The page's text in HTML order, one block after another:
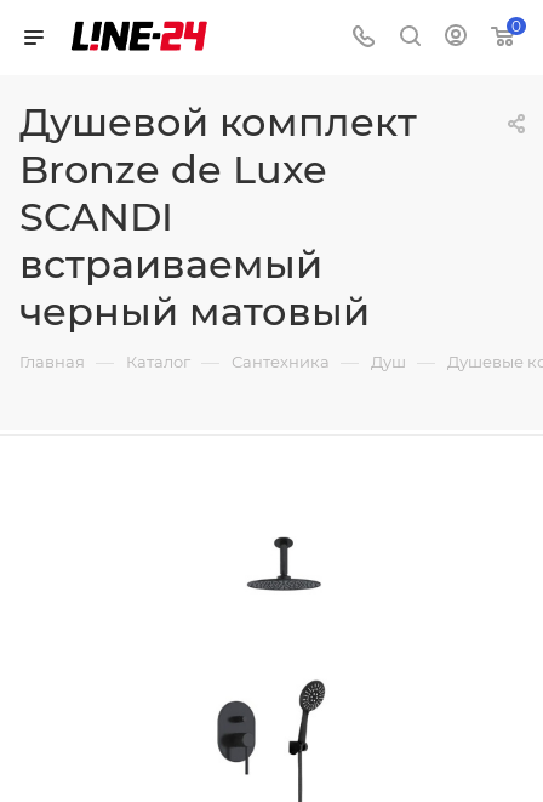
0
Душевой комплект
Bronze de Luxe
SCANDI
встраиваемый
черный матовый
Главная — Каталог — Сантехника — Душ — Душевые